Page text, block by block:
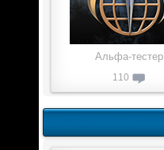
Альфа-тестер
110